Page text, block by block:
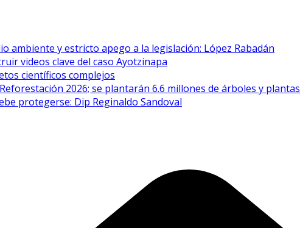
ambiente y estricto apego a la legislación: López Rabadán
videos clave del caso Ayotzinapa
científicos complejos
2026; se plantarán 6.6 millones de árboles y plantas
protegerse: Dip Reginaldo Sandoval